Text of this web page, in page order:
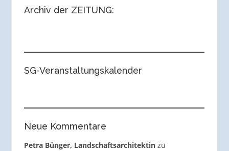
Archiv der ZEITUNG:
SG-Veranstaltungskalender
Neue Kommentare
Petra Bünger, Landschaftsarchitektinzu